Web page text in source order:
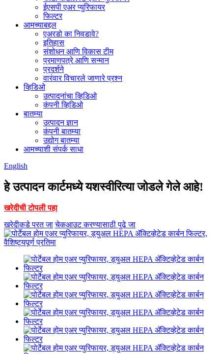
ईएसपी एअर प्युरिफायर
फिल्टर
आमच्याबद्दल
एअरडो का निवडावे?
इतिहास
संशोधन आणि विकास टीम
प्रमाणपत्रे आणि सन्मान
प्रदर्शने
वारंवार विचारले जाणारे प्रश्न
व्हिडिओ
उत्पादनांचा व्हिडिओ
कंपनी व्हिडिओ
बातम्या
उत्पादन ज्ञान
कंपनी बातम्या
उद्योग बातम्या
आमच्याशी संपर्क साधा
English
हे उत्पादन कार्टमध्ये यशस्वीरित्या जोडले गेले आहे!
खरेदीची टोपली पहा
खरेदीकडे परत जा चेकआउट करण्यासाठी पुढे जा